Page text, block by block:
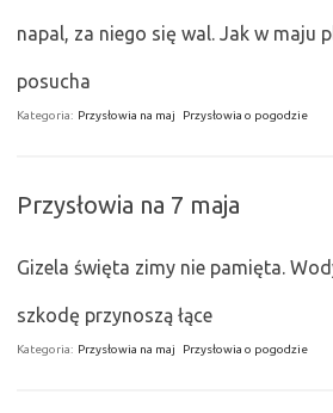
napal, za niego się wal. Jak w maju
posucha
Kategoria: Przysłowia na maj Przysłowia o pogodzie
Przysłowia na 7 maja
Gizela święta zimy nie pamięta.
szkodę przynoszą łące
Kategoria: Przysłowia na maj Przysłowia o pogodzie